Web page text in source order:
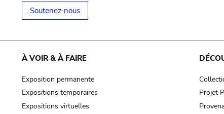
Soutenez-nous
À VOIR & À FAIRE
Exposition permanente
Expositions temporaires
Expositions virtuelles
Projet